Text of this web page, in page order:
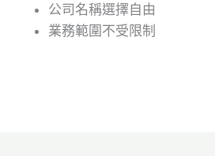
公司名稱選擇自由
業務範圍不受限制